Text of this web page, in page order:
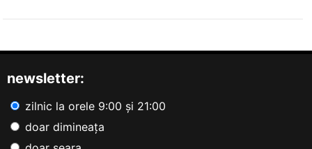
newsletter:
zilnic la orele 9:00 și 21:00
doar dimineața